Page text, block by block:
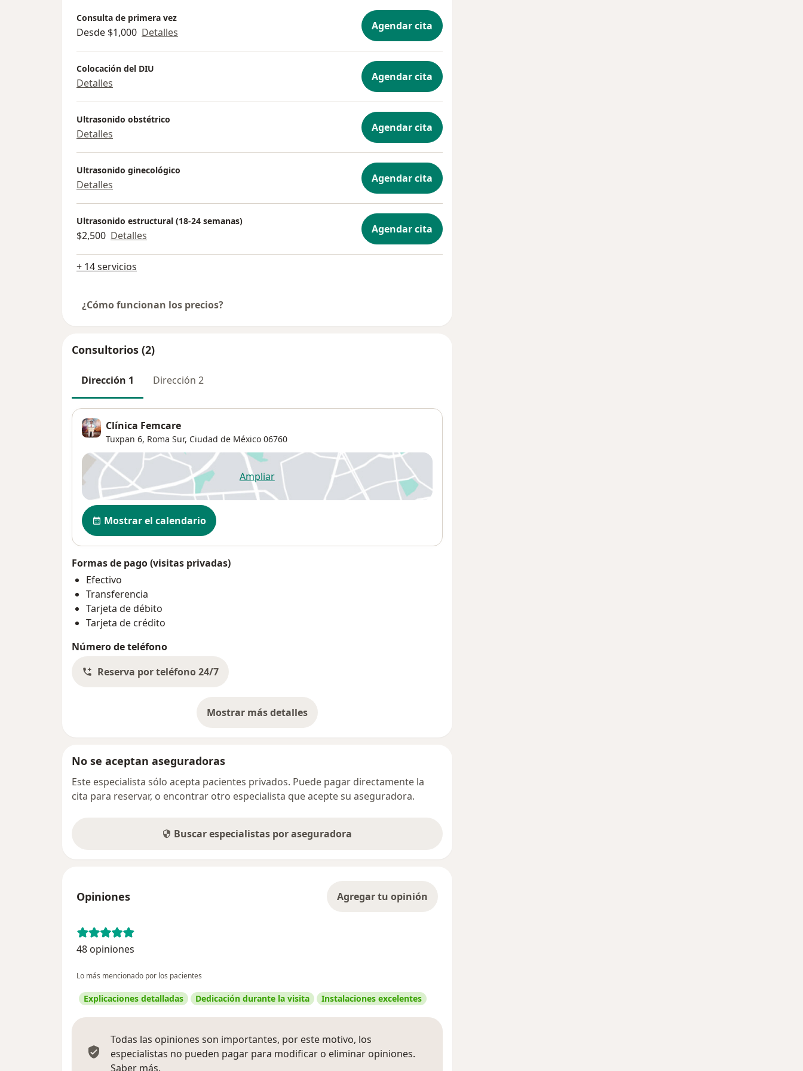
Consulta de primera vez
Desde $1,000 Detalles Agendar cita
Colocación del DIU
Detalles Agendar cita
Ultrasonido obstétrico
Detalles Agendar cita
Ultrasonido ginecológico
Detalles Agendar cita
Ultrasonido estructural (18-24 semanas)
$2,500 Detalles Agendar cita
+ 14 servicios
¿Cómo funcionan los precios?
Consultorios (2)
Dirección 1 Dirección 2
Clínica Femcare
Tuxpan 6, Roma Sur, Ciudad de México 06760
Ampliarse abre en una nueva pestaña
Disponibilidad
Mostrar el calendario
Formas de pago (visitas privadas)
Efectivo
Transferencia
Tarjeta de débito
Tarjeta de crédito
Número de teléfono
Reserva por teléfono 24/7
Mostrar más detalles
sobre la dirección
No se aceptan aseguradoras
Este especialista sólo acepta pacientes privados. Puede pagar directamente la
cita para reservar, o encontrar otro especialista que acepte su aseguradora.
Buscar especialistas por aseguradora
Opiniones Agregar tu opinión
48 opiniones
Lo más mencionado por los pacientes
Explicaciones detalladas Dedicación durante la visita Instalaciones excelentes
Todas las opiniones son importantes, por este motivo, los
especialistas no pueden pagar para modificar o eliminar opiniones.
Saber más.